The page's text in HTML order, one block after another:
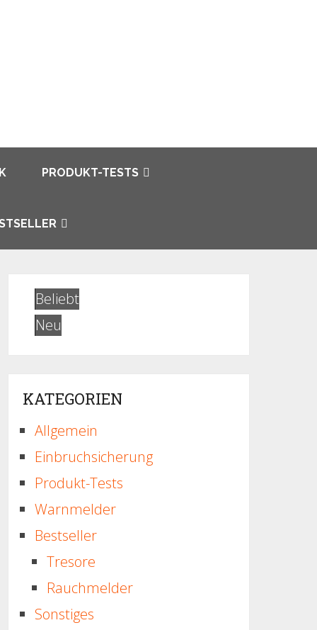
PRODUKT-TESTS
Beliebt
Neu
KATEGORIEN
Allgemein
Einbruchsicherung
Produkt-Tests
Warnmelder
Bestseller
Tresore
Rauchmelder
Sonstiges